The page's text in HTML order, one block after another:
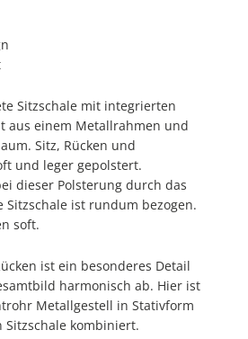
Sitzschale mit integrierten
aus einem Metallrahmen und
Sitz, Rücken und
und leger gepolstert.
dieser Polsterung durch das
Sitzschale ist rundum bezogen.
soft.
ist ein besonderes Detail
harmonisch ab. Hier ist
Metallgestell in Stativform
Sitzschale kombiniert.